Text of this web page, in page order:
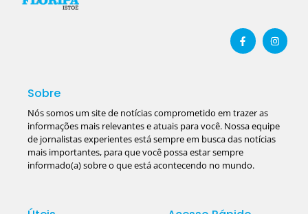
Sobre
Nós somos um site de notícias comprometido em trazer as
informações mais relevantes e atuais para você. Nossa equipe
de jornalistas experientes está sempre em busca das notícias
mais importantes, para que você possa estar sempre
informado(a) sobre o que está acontecendo no mundo.